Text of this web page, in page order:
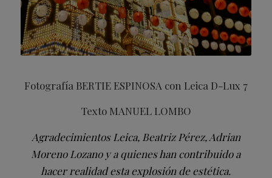
Fotografía BERTIE ESPINOSA con Leica D-Lux 7
Texto MANUEL LOMBO
Agradecimientos Leica, Beatriz Pérez, Adrian
Moreno Lozano y a quienes han contribuido a
hacer realidad esta explosión de estética.